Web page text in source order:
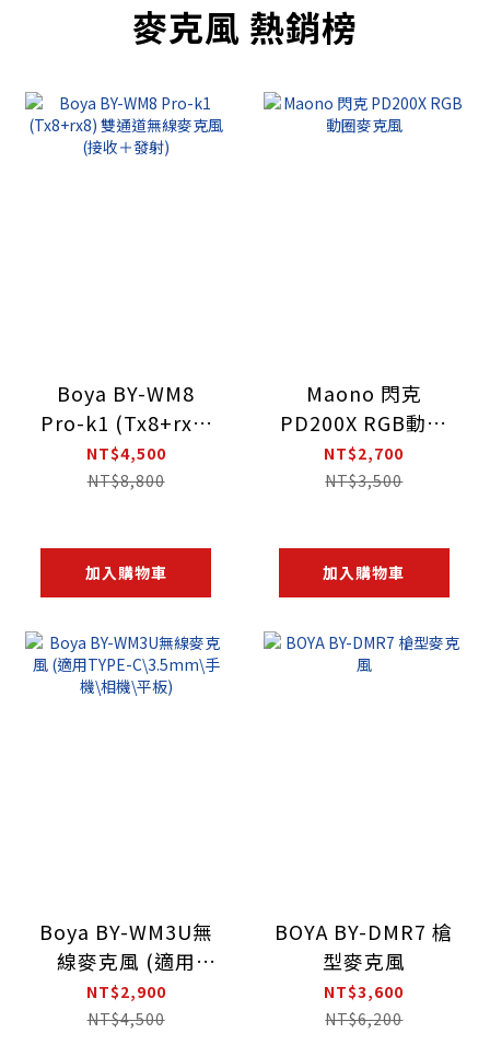
麥克風 熱銷榜
Boya BY-WM8
Pro-k1 (Tx8+rx8)
雙通道無線麥克風
(接收＋發射)
NT$4,500
NT$8,800
加入購物車
Maono 閃克
PD200X RGB動圈
麥克風
NT$2,700
NT$3,500
加入購物車
Boya BY-WM3U無
線麥克風 (適用
TYPE-C\3.5mm\手
機\相機\平板)
NT$2,900
NT$4,500
BOYA BY-DMR7 槍
型麥克風
NT$3,600
NT$6,200